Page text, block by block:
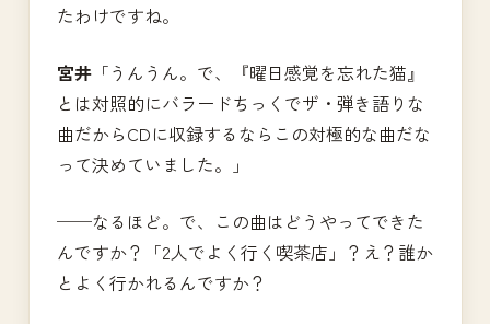
たわけですね。
宮井 「うんうん。で、『曜日感覚を忘れた猫』
とは対照的にバラードちっくでザ・弾き語りな
曲だからCDに収録するならこの対極的な曲だな
って決めていました。」
──なるほど。で、この曲はどうやってできた
んですか？「2人でよく行く喫茶店」？え？誰か
とよく行かれるんですか？